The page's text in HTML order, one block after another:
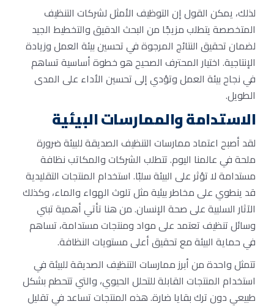
لذلك، يمكن القول إن التوظيف الأمثل لشركات التنظيف
المتخصصة يتطلب مزيجًا من البحث الدقيق والتخطيط الجيد
لضمان تحقيق النتائج المرجوة في تحسين بيئة العمل وزيادة
الإنتاجية. اختيار المحترف الصحيح هو خطوة أساسية تساهم
في نجاح بيئة العمل وتؤدي إلى تحسين الأداء على المدى
الطويل.
الاستدامة والممارسات البيئية
لقد أصبح اعتماد ممارسات التنظيف الصديقة للبيئة ضرورة
ملحة في عالمنا اليوم. تتطلب الشركات والمكاتب نظافة
مستدامة لا تؤثر على البيئة سلبًا. استخدام المنتجات التقليدية
قد ينطوي على مخاطر بيئية مثل تلوث الهواء والماء، وكذلك
الآثار السلبية على صحة الإنسان. من هنا تأتي أهمية تبني
وسائل تنظيف تعتمد على مواد ومنتجات مستدامة، تساهم
في حماية البيئة مع تحقيق أعلى مستويات النظافة.
تتمثل واحدة من أبرز ممارسات التنظيف الصديقة للبيئة في
استخدام المنتجات القابلة للتحلل الحيوي، والتي تتحطم بشكل
طبيعي دون ترك بقايا ضارة. هذه المنتجات تساعد في تقليل